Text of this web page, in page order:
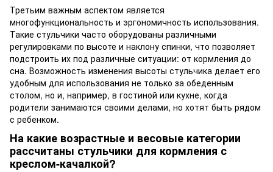
Третьим важным аспектом является
многофункциональность и эргономичность использования.
Такие стульчики часто оборудованы различными
регулировками по высоте и наклону спинки, что позволяет
подстроить их под различные ситуации: от кормления до
сна. Возможность изменения высоты стульчика делает его
удобным для использования не только за обеденным
столом, но и, например, в гостиной или кухне, когда
родители занимаются своими делами, но хотят быть рядом
с ребенком.
На какие возрастные и весовые категории
рассчитаны стульчики для кормления с
креслом-качалкой?